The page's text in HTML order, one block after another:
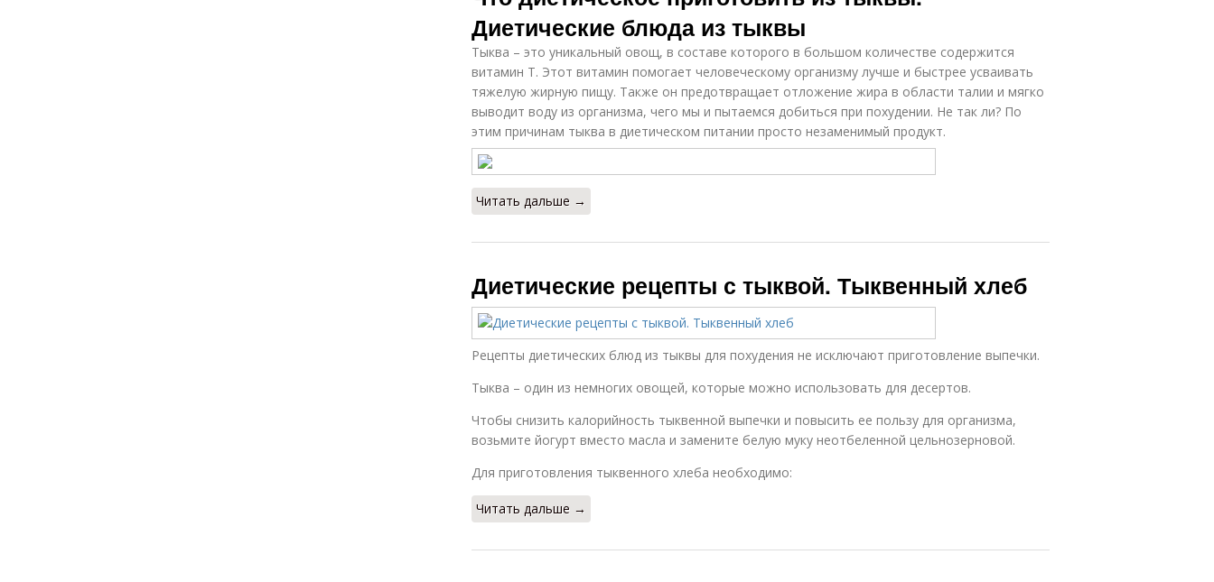
Диетические блюда из тыквы
Тыква – это уникальный овощ, в составе которого в большом количестве содержится
витамин Т. Этот витамин помогает человеческому организму лучше и быстрее усваивать
тяжелую жирную пищу. Также он предотвращает отложение жира в области талии и мягко
выводит воду из организма, чего мы и пытаемся добиться при похудении. Не так ли? По
этим причинам тыква в диетическом питании просто незаменимый продукт.
Читать дальше →
Диетические рецепты с тыквой. Тыквенный хлеб
Рецепты диетических блюд из тыквы для похудения не исключают приготовление выпечки.
Тыква – один из немногих овощей, которые можно использовать для десертов.
Чтобы снизить калорийность тыквенной выпечки и повысить ее пользу для организма,
возьмите йогурт вместо масла и замените белую муку неотбеленной цельнозерновой.
Для приготовления тыквенного хлеба необходимо:
Читать дальше →